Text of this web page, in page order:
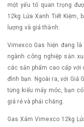
một yếu tố quan trọng
12kg Lửa Xanh Tiết Kiệm,
lượng và giá thành.
Vimexco Gas hiện đang
ngành công nghiệp sản
các sản phẩm cao cấp với
đình bạn. Ngoài ra, với Giá
từng kiểu máy móc, bạn
giá rẻ và phải chăng.
Gas Xám Vimexco 12kg